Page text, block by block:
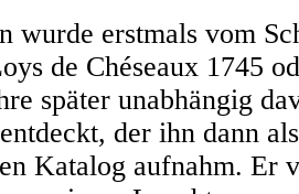
wurde erstmals vom
de Chéseaux 1745
später unabhängig
der ihn dann
Katalog aufnahm. Er